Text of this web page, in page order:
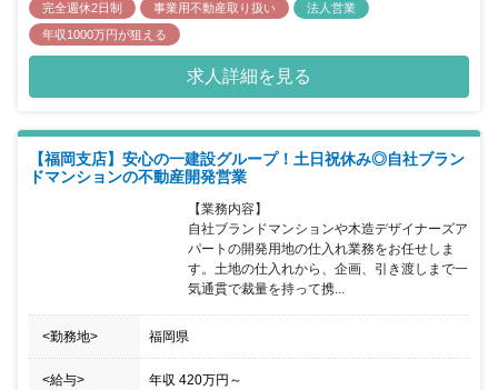
完全週休2日制
事業用不動産取り扱い
法人営業
年収1000万円が狙える
求人詳細を見る
【福岡支店】安心の一建設グループ！土日祝休み◎自社ブラン
ドマンションの不動産開発営業
【業務内容】
自社ブランドマンションや木造デザイナーズア
パートの開発用地の仕入れ業務をお任せしま
す。土地の仕入れから、企画、引き渡しまで一
気通貫で裁量を持って携...
<勤務地> 福岡県
<給与> 年収 420万円 ～